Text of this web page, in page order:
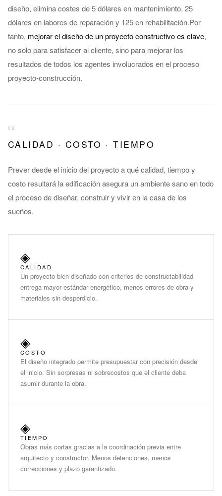
diseño, elimina costes de 5 dólares en mantenimiento, 25
dólares en labores de reparación y 125 en rehabilitación.Por
tanto, mejorar el diseño de un proyecto constructivo es clave,
no solo para satisfacer al cliente, sino para mejorar los
resultados de todos los agentes involucrados en el proceso
proyecto-construcción.
06
CALIDAD · COSTO · TIEMPO
Prever desde el inicio del proyecto a qué calidad, tiempo y
costo resultará la edificación asegura un ambiente sano en todo
el proceso de diseñar, construir y vivir en la casa de los
sueños.
◈
CALIDAD
Un proyecto bien diseñado con criterios de constructabilidad
entrega mayor estándar energético, menos errores de obra y
materiales sin desperdicio.
◈
COSTO
El diseño integrado permite presupuestar con precisión desde
el inicio. Sin sorpresas ni sobrecostos que el cliente deba
asumir durante la obra.
◈
TIEMPO
Obras más cortas gracias a la coordinación previa entre
arquitecto y constructor. Menos detenciones, menos
correcciones y plazo garantizado.